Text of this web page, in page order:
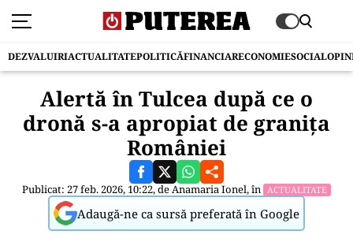
DEZVALUIRIACTUALITATEPOLITICĂFINANCIARECONOMIESOCIAL
Alertă în Tulcea după ce o
dronă s-a apropiat de granița
României
Publicat: 27 feb. 2026, 10:22, deAnamaria Ionel, în ACTUALITATE
Adaugă-ne ca sursă preferată în Google